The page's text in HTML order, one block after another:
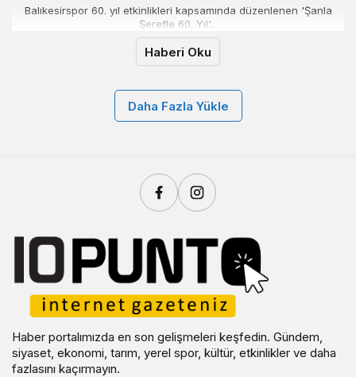
Balıkesirspor 60. yıl etkinlikleri kapsamında düzenlenen 'Şanla
Şerefle 60. Yıl'...
Haberi Oku
Daha Fazla Yükle
Haber portalımızda en son gelişmeleri keşfedin. Gündem,
siyaset, ekonomi, tarım, yerel spor, kültür, etkinlikler ve daha
fazlasını kaçırmayın.